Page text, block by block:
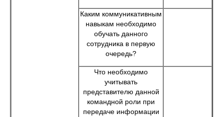
Каким коммуникативным
навыкам необходимо
обучать данного
сотрудника в первую
очередь?
Что необходимо
учитывать
представителю данной
командной роли при
передаче информации